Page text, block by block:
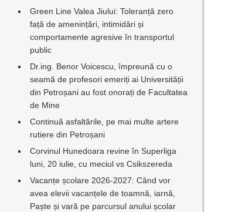
Green Line Valea Jiului: Toleranță zero
față de amenințări, intimidări și
comportamente agresive în transportul
public
Dr.ing. Benor Voicescu, împreună cu o
seamă de profesori emeriți ai Universității
din Petroșani au fost onorați de Facultatea
de Mine
Continuă asfaltările, pe mai multe artere
rutiere din Petroșani
Corvinul Hunedoara revine în Superliga
luni, 20 iulie, cu meciul vs Csikszereda
Vacanțe școlare 2026-2027: Când vor
avea elevii vacanțele de toamnă, iarnă,
Paște și vară pe parcursul anului școlar